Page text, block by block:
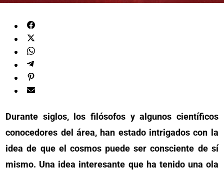
Durante siglos, los filósofos y algunos científicos
conocedores del área, han estado intrigados con la
idea de que el cosmos puede ser consciente de sí
mismo. Una idea interesante que ha tenido una ola